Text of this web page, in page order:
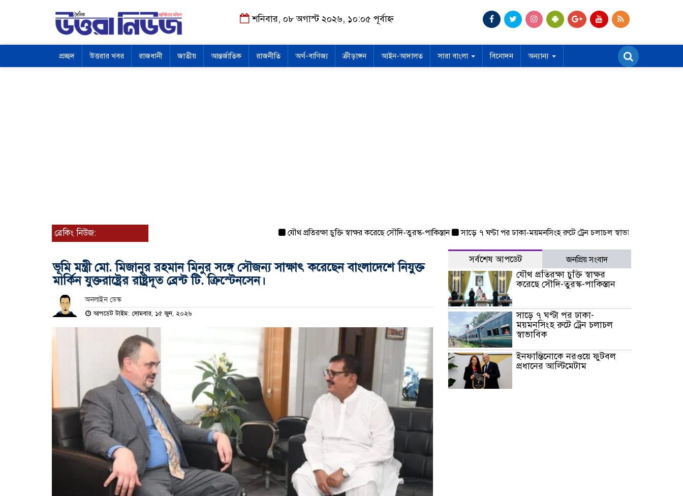
শনিবার, ০৮ অগাস্ট ২০২৬, ১০:০৫ পূর্বাহ্ন
প্রচ্ছদ উত্তরার খবর রাজধানী জাতীয় আন্তর্জাতিক রাজনীতি অর্থ-বাণিজ্য ক্রীড়াঙ্গন আইন-আদালত সারা বাংলা বিনোদন অন্যান্য
ব্রেকিং নিউজ: যৌথ প্রতিরক্ষা চুক্তি স্বাক্ষর করেছে সৌদি-তুরস্ক-পাকিস্তান সাড়ে ৭ ঘণ্টা পর ঢাকা-ময়মনসিংহ রুটে ট্রেন চলাচল স্বাভাবিক
ভূমি মন্ত্রী মো. মিজানুর রহমান মিনুর সঙ্গে সৌজন্য সাক্ষাৎ করেছেন বাংলাদেশে নিযুক্ত
মার্কিন যুক্তরাষ্ট্রের রাষ্ট্রদূত ব্রেন্ট টি. ক্রিস্টেনসেন।
অনলাইন ডেস্ক
আপডেট টাইম: সোমবার, ১৫ জুন, ২০২৬
সর্বশেষ আপডেট জনপ্রিয় সংবাদ
যৌথ প্রতিরক্ষা চুক্তি স্বাক্ষর
করেছে সৌদি-তুরস্ক-পাকিস্তান
সাড়ে ৭ ঘণ্টা পর ঢাকা-
ময়মনসিংহ রুটে ট্রেন চলাচল
স্বাভাবিক
ইনফান্তিনোকে নরওয়ে ফুটবল
প্রধানের আল্টিমেটাম